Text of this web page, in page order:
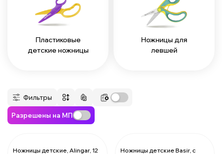
Пластиковые
детские ножницы
Ножницы для
левшей
Фильтры
Разрешены на МП
Ножницы детские, Alingar, 12
Ножницы детские Basir, с